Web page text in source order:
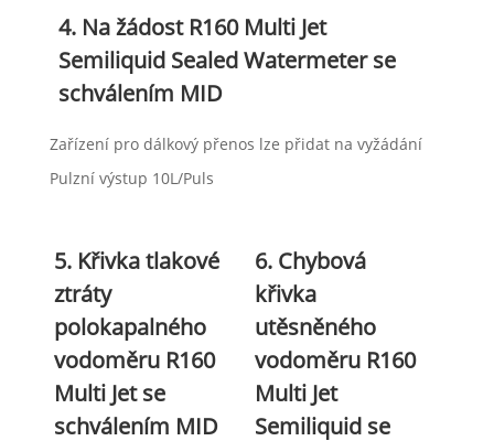
4. Na žádost R160 Multi Jet
Semiliquid Sealed Watermeter se
schválením MID
Zařízení pro dálkový přenos lze přidat na vyžádání
Pulzní výstup 10L/Puls
5. Křivka tlakové
ztráty
polokapalného
vodoměru R160
Multi Jet se
schválením MID
6. Chybová
křivka
utěsněného
vodoměru R160
Multi Jet
Semiliquid se